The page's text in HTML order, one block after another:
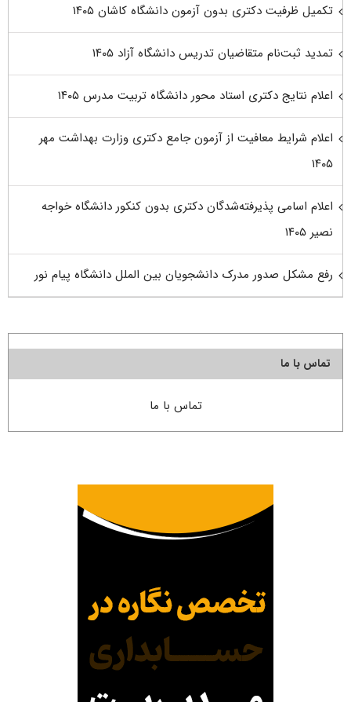
تکمیل ظرفیت دکتری بدون آزمون دانشگاه کاشان ۱۴۰۵
تمدید ثبت‌نام متقاضیان تدریس دانشگاه آزاد ۱۴۰۵
اعلام نتایج دکتری استاد محور دانشگاه تربیت مدرس ۱۴۰۵
اعلام شرایط معافیت از آزمون جامع دکتری وزارت بهداشت مهر
۱۴۰۵
اعلام اسامی پذیرفته‌شدگان دکتری بدون کنکور دانشگاه خواجه
نصیر ۱۴۰۵
رفع مشکل صدور مدرک دانشجویان بین الملل دانشگاه پیام نور
تماس با ما
تماس با ما